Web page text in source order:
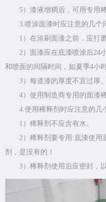
5）漆液增稠后，可用专用稀
3.喷涂面漆时应注意的几个
1）在涂刷面漆之前，应打磨
2）面漆应在底漆喷涂后24小
和喷面的间隔时间，如夏季4小
3）每道漆的厚度不宜过厚。
4）使用制造商专用的面漆稀
4.使用稀释剂时应注意的几
1）稀释剂不应含有水。
2）稀释剂要专用:底漆使用
剂，是没有的！
3）稀释剂使用后应密封，以